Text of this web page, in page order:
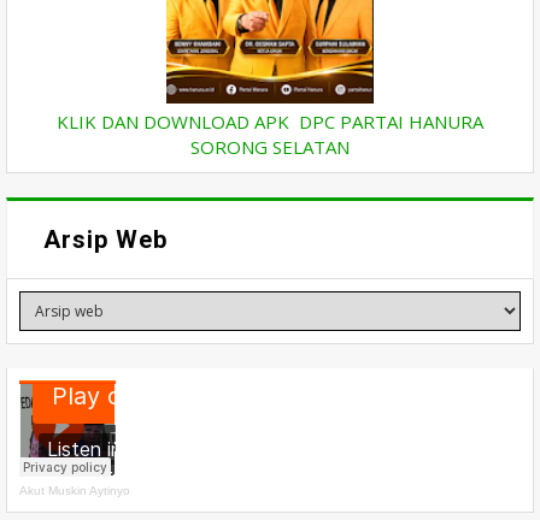
KLIK DAN DOWNLOAD APK DPC PARTAI HANURA
SORONG SELATAN
Arsip Web
Akut Muskin Aytinyo